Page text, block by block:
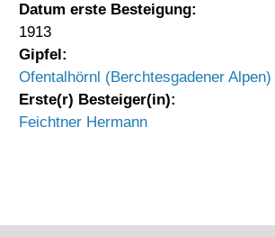
Datum erste Besteigung:
1913
Gipfel:
Ofentalhörnl (Berchtesgadener Alpen)
Erste(r) Besteiger(in):
Feichtner Hermann